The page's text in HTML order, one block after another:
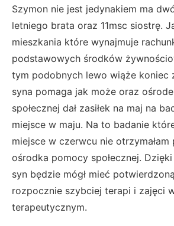
Szymon nie jest jedynakiem ma
letniego brata oraz 11msc siostrę.
mieszkania które wynajmuje
podstawowych środków
tym podobnych lewo wiąże koniec
syna pomaga jak może oraz
społecznej dał zasiłek na maj na
miejsce w maju. Na to badanie
miejsce w czerwcu nie
ośrodka pomocy społecznej.
syn będzie mógł mieć
rozpocznie szybciej terapi i zajęci
terapeutycznym.